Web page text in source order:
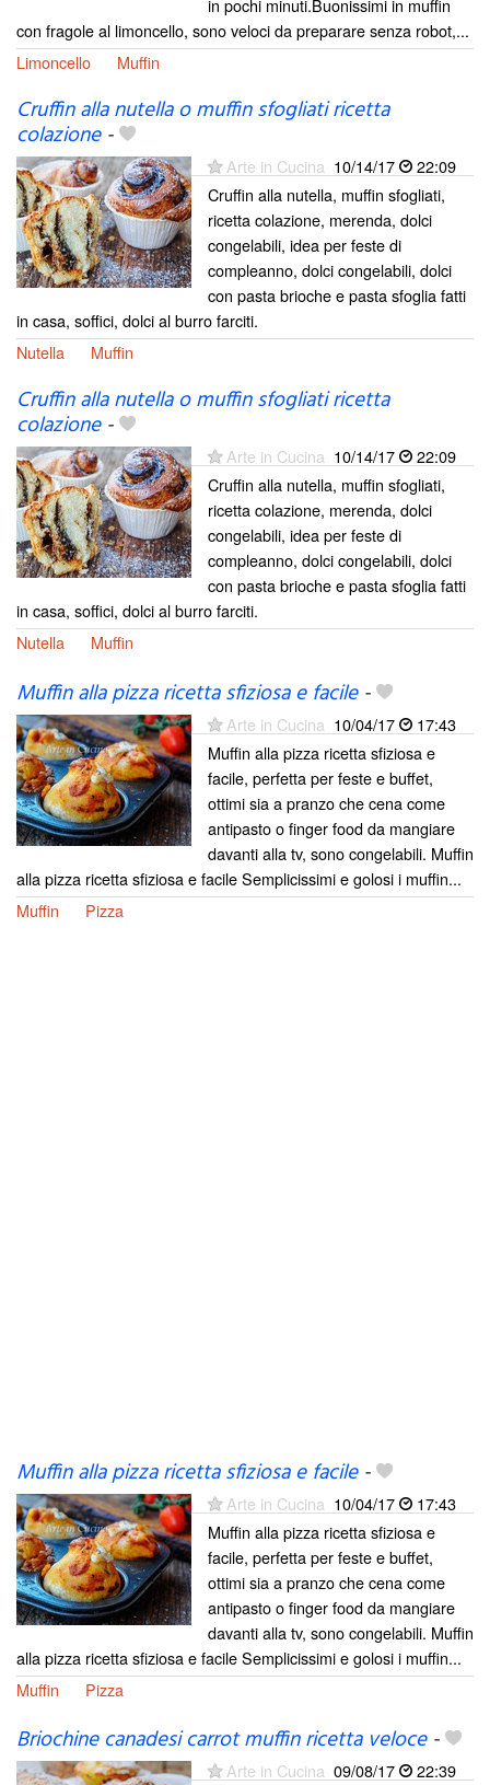
in pochi minuti.Buonissimi in muffin
con fragole al limoncello, sono veloci da preparare senza robot,...
Limoncello
Muffin
Cruffin alla nutella o muffin sfogliati ricetta
colazione-
Arte in Cucina 10/14/17
22:09
Cruffin alla nutella, muffin sfogliati,
ricetta colazione, merenda, dolci
congelabili, idea per feste di
compleanno, dolci congelabili, dolci
con pasta brioche e pasta sfoglia fatti
in casa, soffici, dolci al burro farciti.
Nutella
Muffin
Cruffin alla nutella o muffin sfogliati ricetta
colazione-
Arte in Cucina 10/14/17
22:09
Cruffin alla nutella, muffin sfogliati,
ricetta colazione, merenda, dolci
congelabili, idea per feste di
compleanno, dolci congelabili, dolci
con pasta brioche e pasta sfoglia fatti
in casa, soffici, dolci al burro farciti.
Nutella
Muffin
Muffin alla pizza ricetta sfiziosa e facile-
Arte in Cucina 10/04/17
17:43
Muffin alla pizza ricetta sfiziosa e
facile, perfetta per feste e buffet,
ottimi sia a pranzo che cena come
antipasto o finger food da mangiare
davanti alla tv, sono congelabili. Muffin
alla pizza ricetta sfiziosa e facile Semplicissimi e golosi i muffin...
Muffin
Pizza
Muffin alla pizza ricetta sfiziosa e facile-
Arte in Cucina 10/04/17
17:43
Muffin alla pizza ricetta sfiziosa e
facile, perfetta per feste e buffet,
ottimi sia a pranzo che cena come
antipasto o finger food da mangiare
davanti alla tv, sono congelabili. Muffin
alla pizza ricetta sfiziosa e facile Semplicissimi e golosi i muffin...
Muffin
Pizza
Briochine canadesi carrot muffin ricetta veloce-
Arte in Cucina 09/08/17
22:39